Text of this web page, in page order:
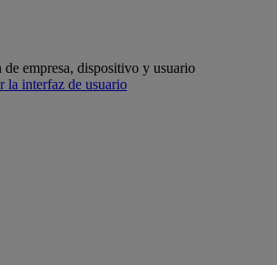
empresa, dispositivo y usuario
la interfaz de usuario